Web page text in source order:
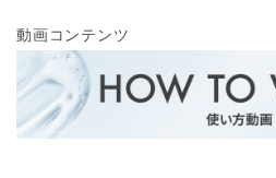
動画コンテンツ